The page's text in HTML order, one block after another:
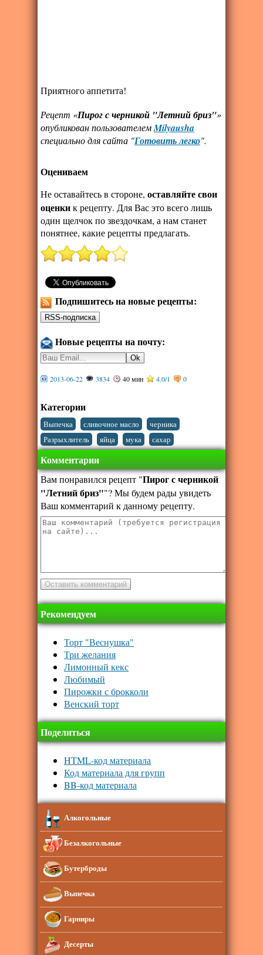
Приятного аппетита!
Рецепт «Пирог с черникой "Летний бриз"»
опубликован пользователемMilyausha
специально для сайта "Готовить легко".
Оцениваем
Не оставайтесь в стороне, оставляйте свои
оценкик рецепту. Для Вас это всего лишь
один щелчок по звездочкам, а нам станет
понятнее, какие рецепты предлагать.
Подпишитесь на новые рецепты:
Новые рецепты на почту:
2013-06-22 3834 40 мин 4.0/1 0
Категории
Выпечка сливочное масло черника
Разрыхлитель яйца мука сахар
Комментарии
Вам понравился рецепт "Пирог с черникой
"Летний бриз""? Мы будем рады увидеть
Ваш комментарий к данному рецепту.
Рекомендуем
Торт "Веснушка"
Три желания
Лимонный кекс
Любимый
Пирожки с брокколи
Венский торт
Поделиться
HTML-код материала
Код материала для групп
BB-код материала
Алкогольные
Безалкогольные
Бутерброды
Выпечка
Гарниры
Десерты